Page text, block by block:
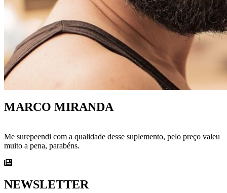
MARCO MIRANDA
Me surepeendi com a qualidade desse suplemento, pelo preço valeu
muito a pena, parabéns.
NEWSLETTER